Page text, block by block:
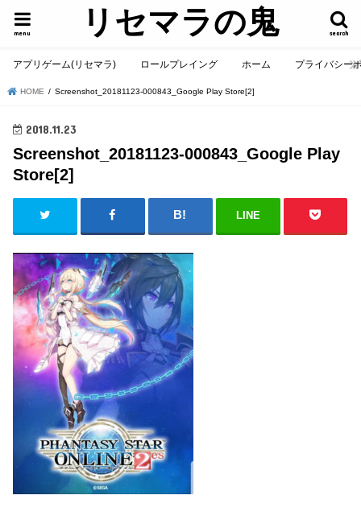
リセマラの鬼 search
menu
アプリゲーム(リセマラ) ロールプレイング ホーム プライバシー
HOME Screenshot_20181123-000843_Google Play Store[2]
2018.11.23
Screenshot_20181123-000843_Google Play
Store[2]
LINE